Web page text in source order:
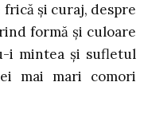
și curaj, despre
formă și culoare
i mintea și sufletul
mai mari comori